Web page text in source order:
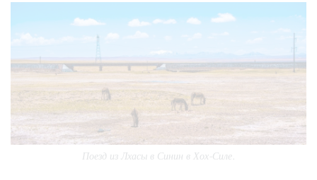
Поезд из Лхасы в Синин в Хох-Силе.